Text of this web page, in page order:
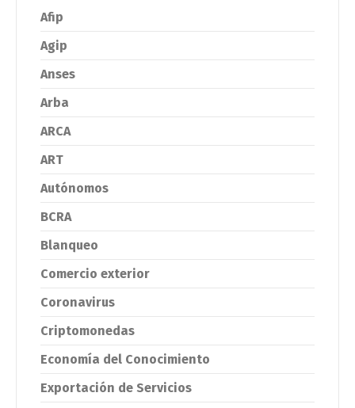
Afip
Agip
Anses
Arba
ARCA
ART
Autónomos
BCRA
Blanqueo
Comercio exterior
Coronavirus
Criptomonedas
Economía del Conocimiento
Exportación de Servicios